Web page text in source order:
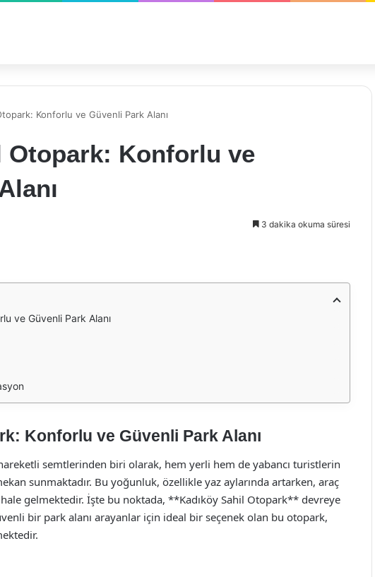
Konforlu ve Güvenli Park Alanı
Otopark: Konforlu ve
3 dakika okuma süresi
ve Güvenli Park Alanı
Konforlu ve Güvenli Park Alanı
hareketli semtlerinden biri olarak, hem yerli hem de yabancı turistlerin
sunmaktadır. Bu yoğunluk, özellikle yaz aylarında artarken, araç
gelmektedir. İşte bu noktada, **Kadıköy Sahil Otopark** devreye
bir park alanı arayanlar için ideal bir seçenek olan bu otopark,